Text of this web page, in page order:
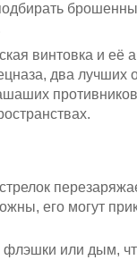
винтовка и её
два лучших
его могут
флэшки или дым,